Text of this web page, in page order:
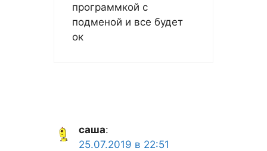
программкой с
подменой и все будет
ок
саша:
25.07.2019 в 22:51